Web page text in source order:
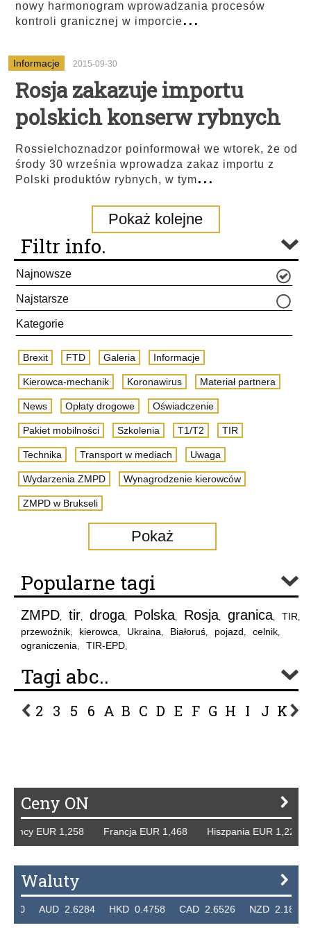
nowy harmonogram wprowadzania procesów
kontroli granicznej w imporcie...
Informacje 2015-09-30
Rosja zakazuje importu
polskich konserw rybnych
Rossielchoznadzor poinformował we wtorek, że od
środy 30 września wprowadza zakaz importu z
Polski produktów rybnych, w tym...
Pokaż kolejne
Filtr info.
Najnowsze
Najstarsze
Kategorie
Brexit FTD Galeria Informacje
Kierowca-mechanik Koronawirus Materiał partnera
News Opłaty drogowe Oświadczenie
Pakiet mobilności Szkolenia T1/T2 TIR
Technika Transport w mediach Uwaga
Wydarzenia ZMPD Wynagrodzenie kierowców
ZMPD w Brukseli
Pokaż
Popularne tagi
ZMPD, tir, droga, Polska, Rosja, granica, TIR,
przewoźnik, kierowca, Ukraina, Białoruś, pojazd, celnik,
ograniczenia, TIR-EPD,
Tagi abc..
2 3 5 6 A B C D E F G H I J K L
Ceny ON
EUR 1,258 Francja EUR 1,468 Hiszpania EUR 1,229
Waluty
AUD 2.6284 HKD 0.4758 CAD 2.6526 NZD 2.1871